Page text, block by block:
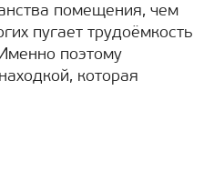
помещения, чем
пугает трудоёмкость
поэтому
которая